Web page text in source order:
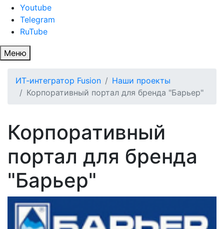
Youtube
Telegram
RuTube
Меню
ИТ-интегратор Fusion
Наши проекты
Корпоративный портал для бренда "Барьер"
Корпоративный
портал для бренда
"Барьер"